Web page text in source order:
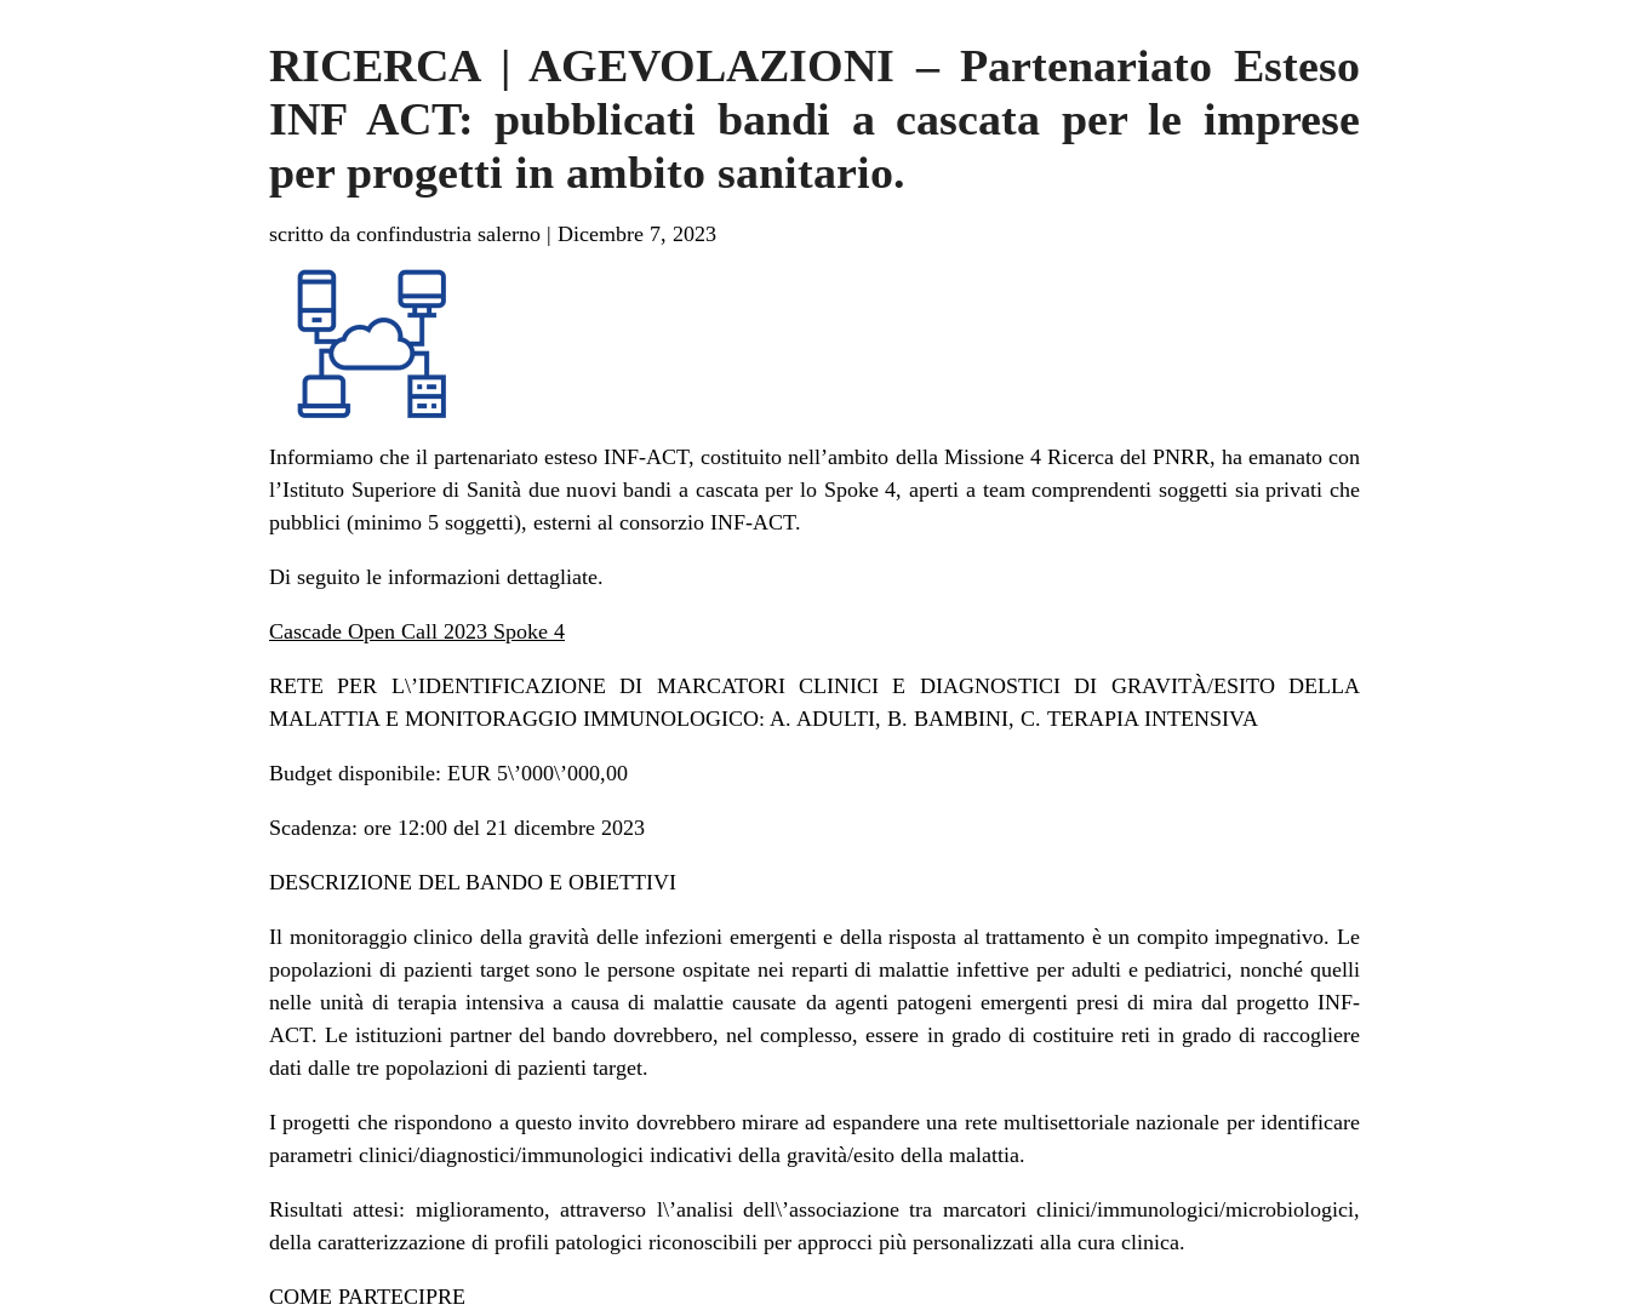
RICERCA | AGEVOLAZIONI – Partenariato Esteso
INF ACT: pubblicati bandi a cascata per le imprese
per progetti in ambito sanitario.
scritto da confindustria salerno | Dicembre 7, 2023
Informiamo che il partenariato esteso INF-ACT, costituito nell’ambito della Missione 4 Ricerca del PNRR, ha emanato con
l’Istituto Superiore di Sanità due nuovi bandi a cascata per lo Spoke 4, aperti a team comprendenti soggetti sia privati che
pubblici (minimo 5 soggetti), esterni al consorzio INF-ACT.
Di seguito le informazioni dettagliate.
Cascade Open Call 2023 Spoke 4
RETE PER L\’IDENTIFICAZIONE DI MARCATORI CLINICI E DIAGNOSTICI DI GRAVITÀ/ESITO DELLA
MALATTIA E MONITORAGGIO IMMUNOLOGICO: A. ADULTI, B. BAMBINI, C. TERAPIA INTENSIVA
Budget disponibile: EUR 5\’000\’000,00
Scadenza: ore 12:00 del 21 dicembre 2023
DESCRIZIONE DEL BANDO E OBIETTIVI
Il monitoraggio clinico della gravità delle infezioni emergenti e della risposta al trattamento è un compito impegnativo. Le
popolazioni di pazienti target sono le persone ospitate nei reparti di malattie infettive per adulti e pediatrici, nonché quelli
nelle unità di terapia intensiva a causa di malattie causate da agenti patogeni emergenti presi di mira dal progetto INF-
ACT. Le istituzioni partner del bando dovrebbero, nel complesso, essere in grado di costituire reti in grado di raccogliere
dati dalle tre popolazioni di pazienti target.
I progetti che rispondono a questo invito dovrebbero mirare ad espandere una rete multisettoriale nazionale per identificare
parametri clinici/diagnostici/immunologici indicativi della gravità/esito della malattia.
Risultati attesi: miglioramento, attraverso l\’analisi dell\’associazione tra marcatori clinici/immunologici/microbiologici,
della caratterizzazione di profili patologici riconoscibili per approcci più personalizzati alla cura clinica.
COME PARTECIPRE